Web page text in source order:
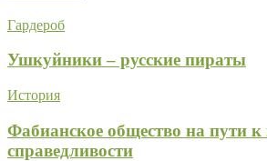
Гардероб
Ушкуйники – русские пираты
История
Фабианское общество на пути
справедливости